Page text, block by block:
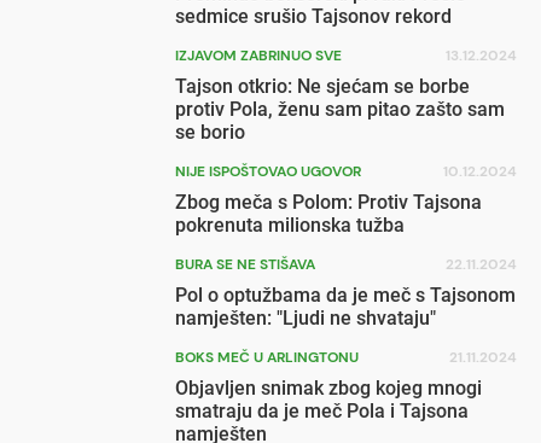
sedmice srušio Tajsonov rekord
IZJAVOM ZABRINUO SVE 13.12.2024
Tajson otkrio: Ne sjećam se borbe
protiv Pola, ženu sam pitao zašto sam
se borio
NIJE ISPOŠTOVAO UGOVOR 10.12.2024
Zbog meča s Polom: Protiv Tajsona
pokrenuta milionska tužba
BURA SE NE STIŠAVA 22.11.2024
Pol o optužbama da je meč s Tajsonom
namješten: "Ljudi ne shvataju"
BOKS MEČ U ARLINGTONU 21.11.2024
Objavljen snimak zbog kojeg mnogi
smatraju da je meč Pola i Tajsona
namješten